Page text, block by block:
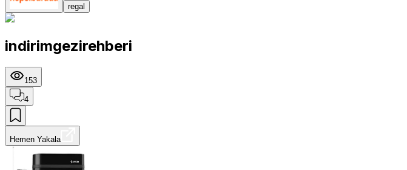
regal
indirimgezirehberi
153
4
Hemen Yakala